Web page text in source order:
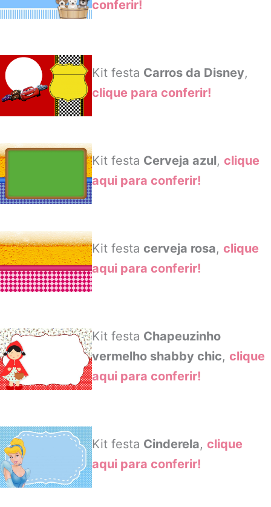
conferir!
Kit festa Carros da Disney,
clique para conferir!
Kit festa Cerveja azul,clique
aqui para conferir!
Kit festacerveja rosa,clique
aqui para conferir!
Kit festa Chapeuzinho
vermelho shabby chic,clique
aqui para conferir!
Kit festa Cinderela,clique
aqui para conferir!